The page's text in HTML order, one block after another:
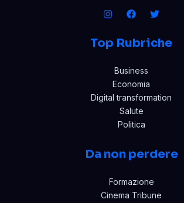
Top Rubriche
Business
Economia
Digital transformation
Salute
Politica
Da non perdere
Formazione
Cinema Tribune